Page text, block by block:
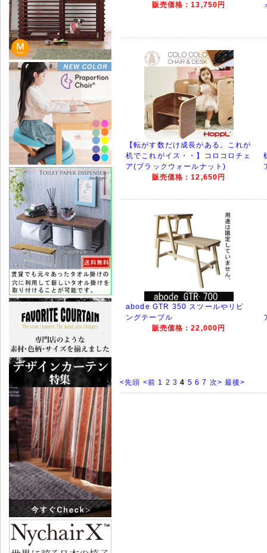
販売価格：13,750円
【転がす数だけ成長がある。これが
机でこれがイス・・】コロコロチェ
ア(ブラックウォールナット)
販売価格：12,650円
abode GTR 350 スツールやリビ
ングテーブル
販売価格：22,000円
<先頭 <前 1 2 3 4 5 6 7 次> 最後>